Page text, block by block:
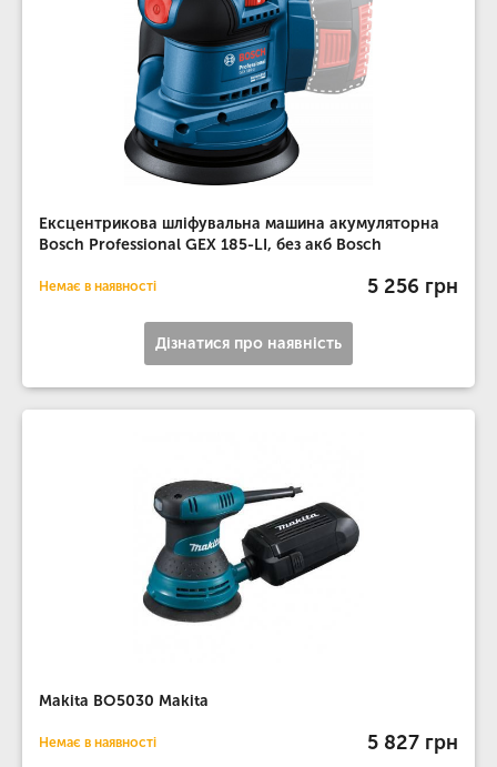
Ексцентрикова шліфувальна машина акумуляторна
Bosch Professional GEX 185-LI, без акб Bosch
Немає в наявності 5 256 грн
Дізнатися про наявність
Makita BO5030 Makita
Немає в наявності 5 827 грн